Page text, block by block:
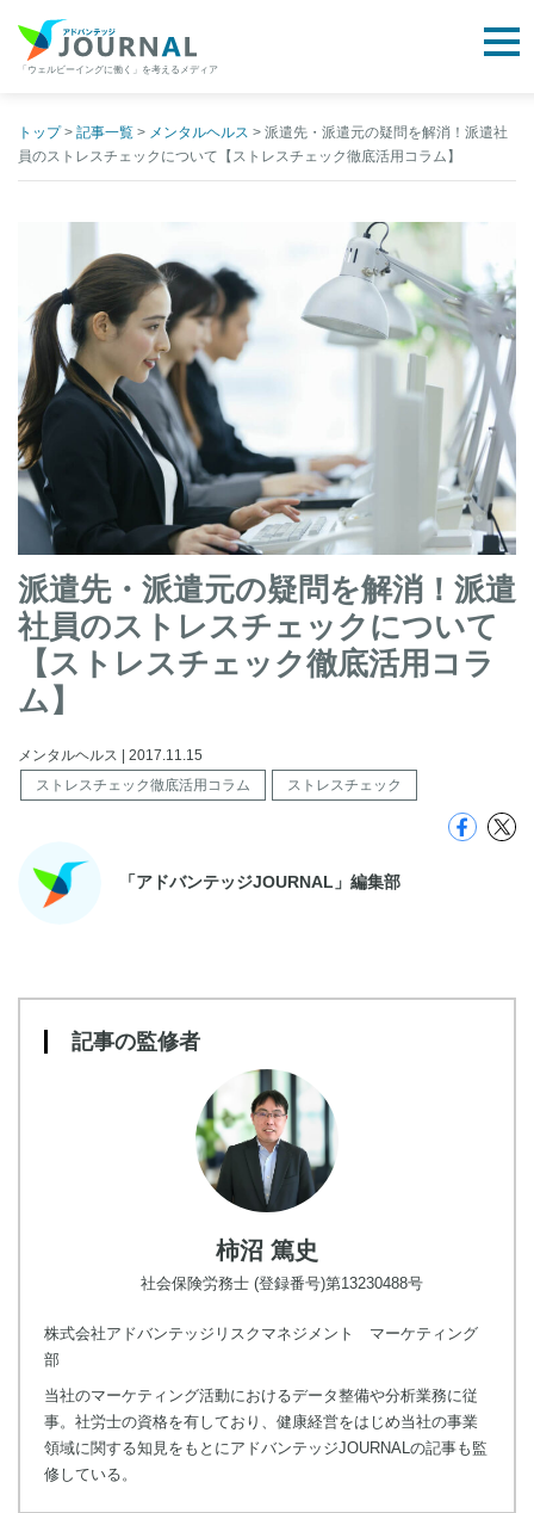
content
「ウェルビーイングに働く」を考えるメディア
トップ> 記事一覧 > メンタルヘルス > 派遣先・派遣元の疑問を解消！派遣社
員のストレスチェックについて【ストレスチェック徹底活用コラム】
派遣先・派遣元の疑問を解消！派遣
社員のストレスチェックについて
【ストレスチェック徹底活用コラ
ム】
メンタルヘルス | 2017.11.15
ストレスチェック徹底活用コラム
ストレスチェック
「アドバンテッジJOURNAL」編集部
記事の監修者
柿沼 篤史
社会保険労務士 (登録番号)第13230488号
株式会社アドバンテッジリスクマネジメント マーケティング
部
当社のマーケティング活動におけるデータ整備や分析業務に従
事。社労士の資格を有しており、健康経営をはじめ当社の事業
領域に関する知見をもとにアドバンテッジJOURNALの記事も監
修している。